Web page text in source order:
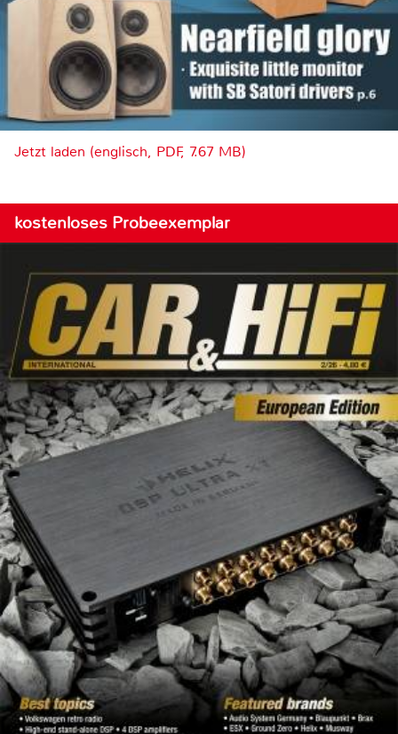
Jetzt laden (englisch, PDF, 7.67 MB)
kostenloses Probeexemplar